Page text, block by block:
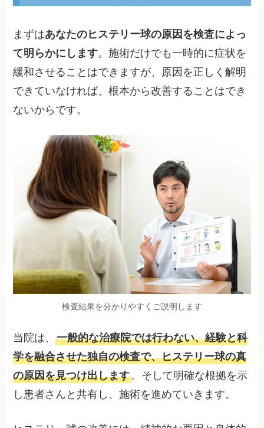
まずはあなたのヒステリー球の原因を検査によっ
て明らかにします。施術だけでも一時的に症状を
緩和させることはできますが、原因を正しく解明
できていなければ、根本から改善することはでき
ないからです。
検査結果を分かりやすくご説明します
当院は、一般的な治療院では行わない、経験と科
学を融合させた独自の検査で、ヒステリー球の真
の原因を見つけ出します。そして明確な根拠を示
し患者さんと共有し、施術を進めていきます。